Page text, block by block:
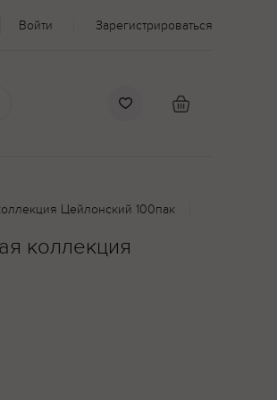
Войти Зарегистрироваться
Цейлонский 100пак
коллекция